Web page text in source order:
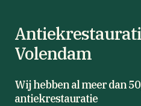
Volendam
Wij hebben al meer dan
antiekrestauratie